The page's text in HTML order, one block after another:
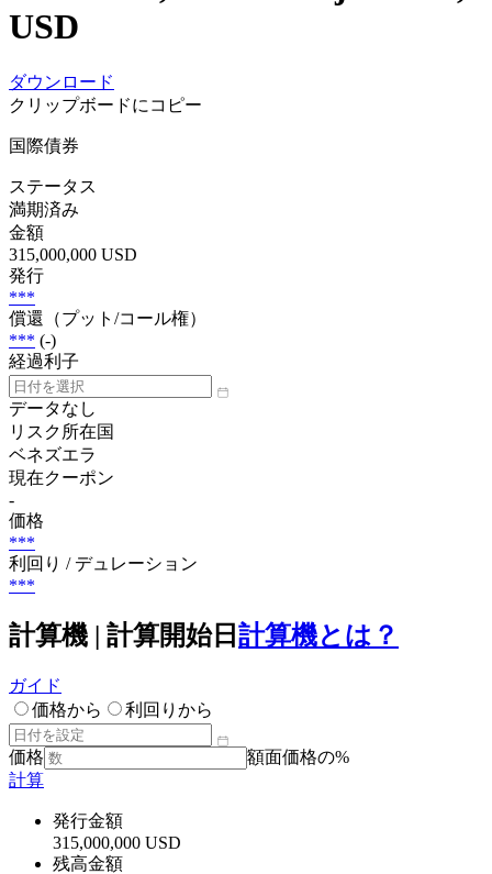
USD
ダウンロード
クリップボードにコピー
国際債券
ステータス
満期済み
金額
315,000,000 USD
発行
***
償還（プット/コール権）
*** (-)
経過利子
データなし
リスク所在国
ベネズエラ
現在クーポン
-
価格
***
利回り / デュレーション
***
計算機 | 計算開始日 計算機とは？
ガイド
価格から
利回りから
価格
額面価格の%
計算
発行金額
315,000,000 USD
残高金額